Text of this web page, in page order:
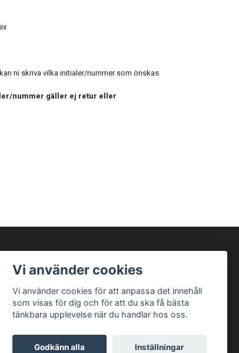
ni skriva vilka initialer/nummer som önskas
nummer gäller ej retur eller
TILL VÅRT NYHETSBREV
Prenumerera
Vi använder cookies
Vi använder cookies för att anpassa det innehåll
som visas för dig och för att du ska få bästa
tänkbara upplevelse när du handlar hos oss.
Godkänn alla Inställningar